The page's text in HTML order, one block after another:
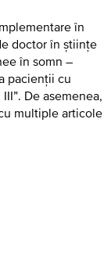
în
doctor în științe
în somn –
pacienții cu
De asemenea,
multiple articole